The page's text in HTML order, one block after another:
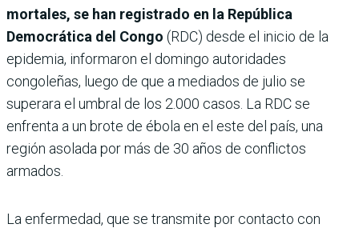
mortales, se han registrado en la República
Democrática del Congo (RDC) desde el inicio de la
epidemia, informaron el domingo autoridades
congoleñas, luego de que a mediados de julio se
superara el umbral de los 2.000 casos. La RDC se
enfrenta a un brote de ébola en el este del país, una
región asolada por más de 30 años de conflictos
armados.
La enfermedad, que se transmite por contacto con